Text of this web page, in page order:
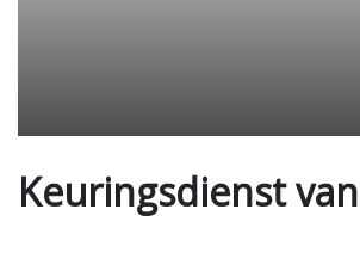
Keuringsdienst